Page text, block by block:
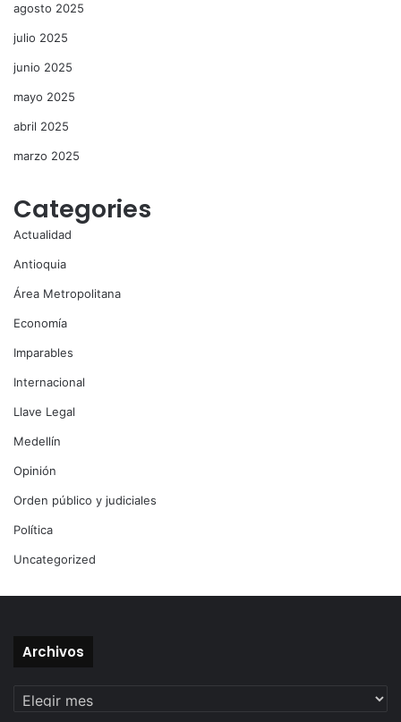
agosto 2025
julio 2025
junio 2025
mayo 2025
abril 2025
marzo 2025
Categories
Actualidad
Antioquia
Área Metropolitana
Economía
Imparables
Internacional
Llave Legal
Medellín
Opinión
Orden público y judiciales
Política
Uncategorized
Archivos